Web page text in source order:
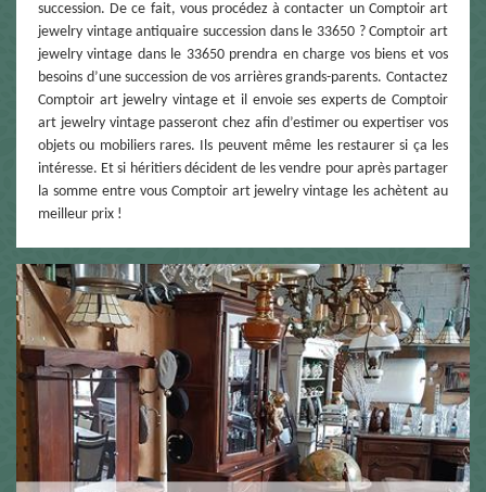
succession. De ce fait, vous procédez à contacter un Comptoir art
jewelry vintage antiquaire succession dans le 33650 ? Comptoir art
jewelry vintage dans le 33650 prendra en charge vos biens et vos
besoins d’une succession de vos arrières grands-parents. Contactez
Comptoir art jewelry vintage et il envoie ses experts de Comptoir
art jewelry vintage passeront chez afin d’estimer ou expertiser vos
objets ou mobiliers rares. Ils peuvent même les restaurer si ça les
intéresse. Et si héritiers décident de les vendre pour après partager
la somme entre vous Comptoir art jewelry vintage les achètent au
meilleur prix !